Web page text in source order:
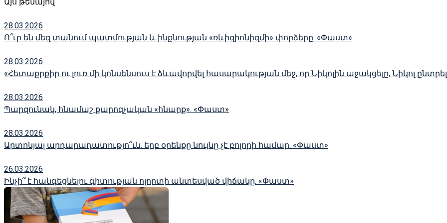
28.03.2026
Ո՞ւր են մեզ տանում պատմության և ինքնության «ռևիզիոնիզմի» փորձերը. «Փաստ»
28.03.2026
«Հետաքրքիր ու լուռ մի կոնսենսուս է ձևավորվել հասարակության մեջ, որ Նիկոլին աջակցելը, Նիկոլ
28.03.2026
Պարզունակ, հնամաշ քարոզչական «հնարք». «Փաստ»
28.03.2026
Արտոնյալ արդարադատությո՞ւն. երբ օրենքը նույնը չէ բոլորի համար. «Փաստ»
26.03.2026
Ինչի՞ է հանգեցնելու գիտության ոլորտի անտեսված վիճակը. «Փաստ»